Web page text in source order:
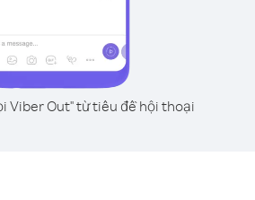
Viber Out" từ tiêu đề hội thoại